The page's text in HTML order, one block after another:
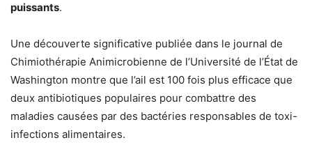
puissants.
Une découverte significative publiée dans le journal de
Chimiothérapie Animicrobienne de l’Université de l’État de
Washington montre que l’ail est 100 fois plus efficace que
deux antibiotiques populaires pour combattre des
maladies causées par des bactéries responsables de toxi-
infections alimentaires.